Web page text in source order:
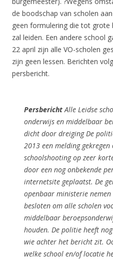
de boodschap van scholen
geen formulering die tot grote
zal leiden. Een andere school
22 april zijn alle VO-scholen
zijn geen lessen. Berichten
persbericht.
Persbericht Alle Leidse
onderwijs en middelbaar
dicht door dreiging De
2013 een melding
schoolshooting op zeer
door een nog onbekende
internetsite geplaatst. De
openbaar ministerie nemen
besloten om alle scholen
middelbaar
houden. De politie heeft
wie achter het bericht zit.
welke school en/of locatie